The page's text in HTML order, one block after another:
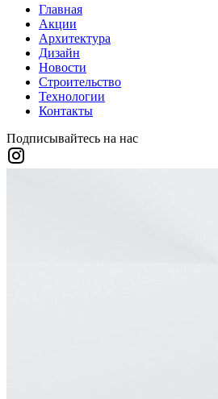
Главная
Акции
Архитектура
Дизайн
Новости
Строительство
Технологии
Контакты
Подписывайтесь на нас